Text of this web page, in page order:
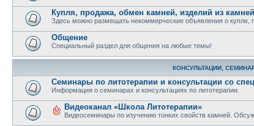
Купля, продажа, обмен камней, изделий из камней
Здесь можно размещать некоммерческие объявления о купле,
Общение
Специальный раздел для общения на любые темы!
КОНСУЛЬТАЦИИ,
Семинары по литотерапии и консультации со
Информация о семинарах и консультациях по литотерапии.
Видеоканал «Школа Литотерапии»
Видеосеминары по изучению тонких свойств камней.